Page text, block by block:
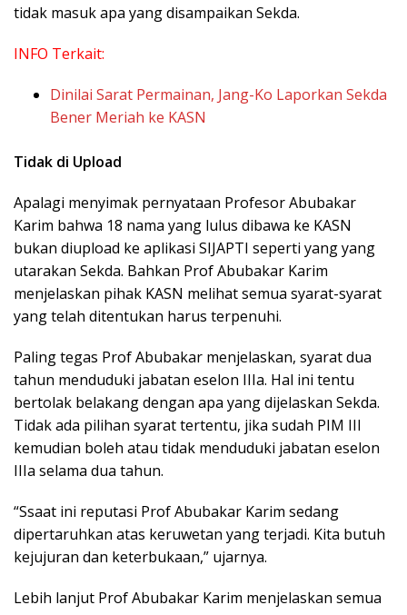
tidak masuk apa yang disampaikan Sekda.
INFO Terkait:
Dinilai Sarat Permainan, Jang-Ko Laporkan Sekda
Bener Meriah ke KASN
Tidak di Upload
Apalagi menyimak pernyataan Profesor Abubakar
Karim bahwa 18 nama yang lulus dibawa ke KASN
bukan diupload ke aplikasi SIJAPTI seperti yang yang
utarakan Sekda. Bahkan Prof Abubakar Karim
menjelaskan pihak KASN melihat semua syarat-syarat
yang telah ditentukan harus terpenuhi.
Paling tegas Prof Abubakar menjelaskan, syarat dua
tahun menduduki jabatan eselon IIIa. Hal ini tentu
bertolak belakang dengan apa yang dijelaskan Sekda.
Tidak ada pilihan syarat tertentu, jika sudah PIM III
kemudian boleh atau tidak menduduki jabatan eselon
IIIa selama dua tahun.
“Ssaat ini reputasi Prof Abubakar Karim sedang
dipertaruhkan atas keruwetan yang terjadi. Kita butuh
kejujuran dan keterbukaan,” ujarnya.
Lebih lanjut Prof Abubakar Karim menjelaskan semua